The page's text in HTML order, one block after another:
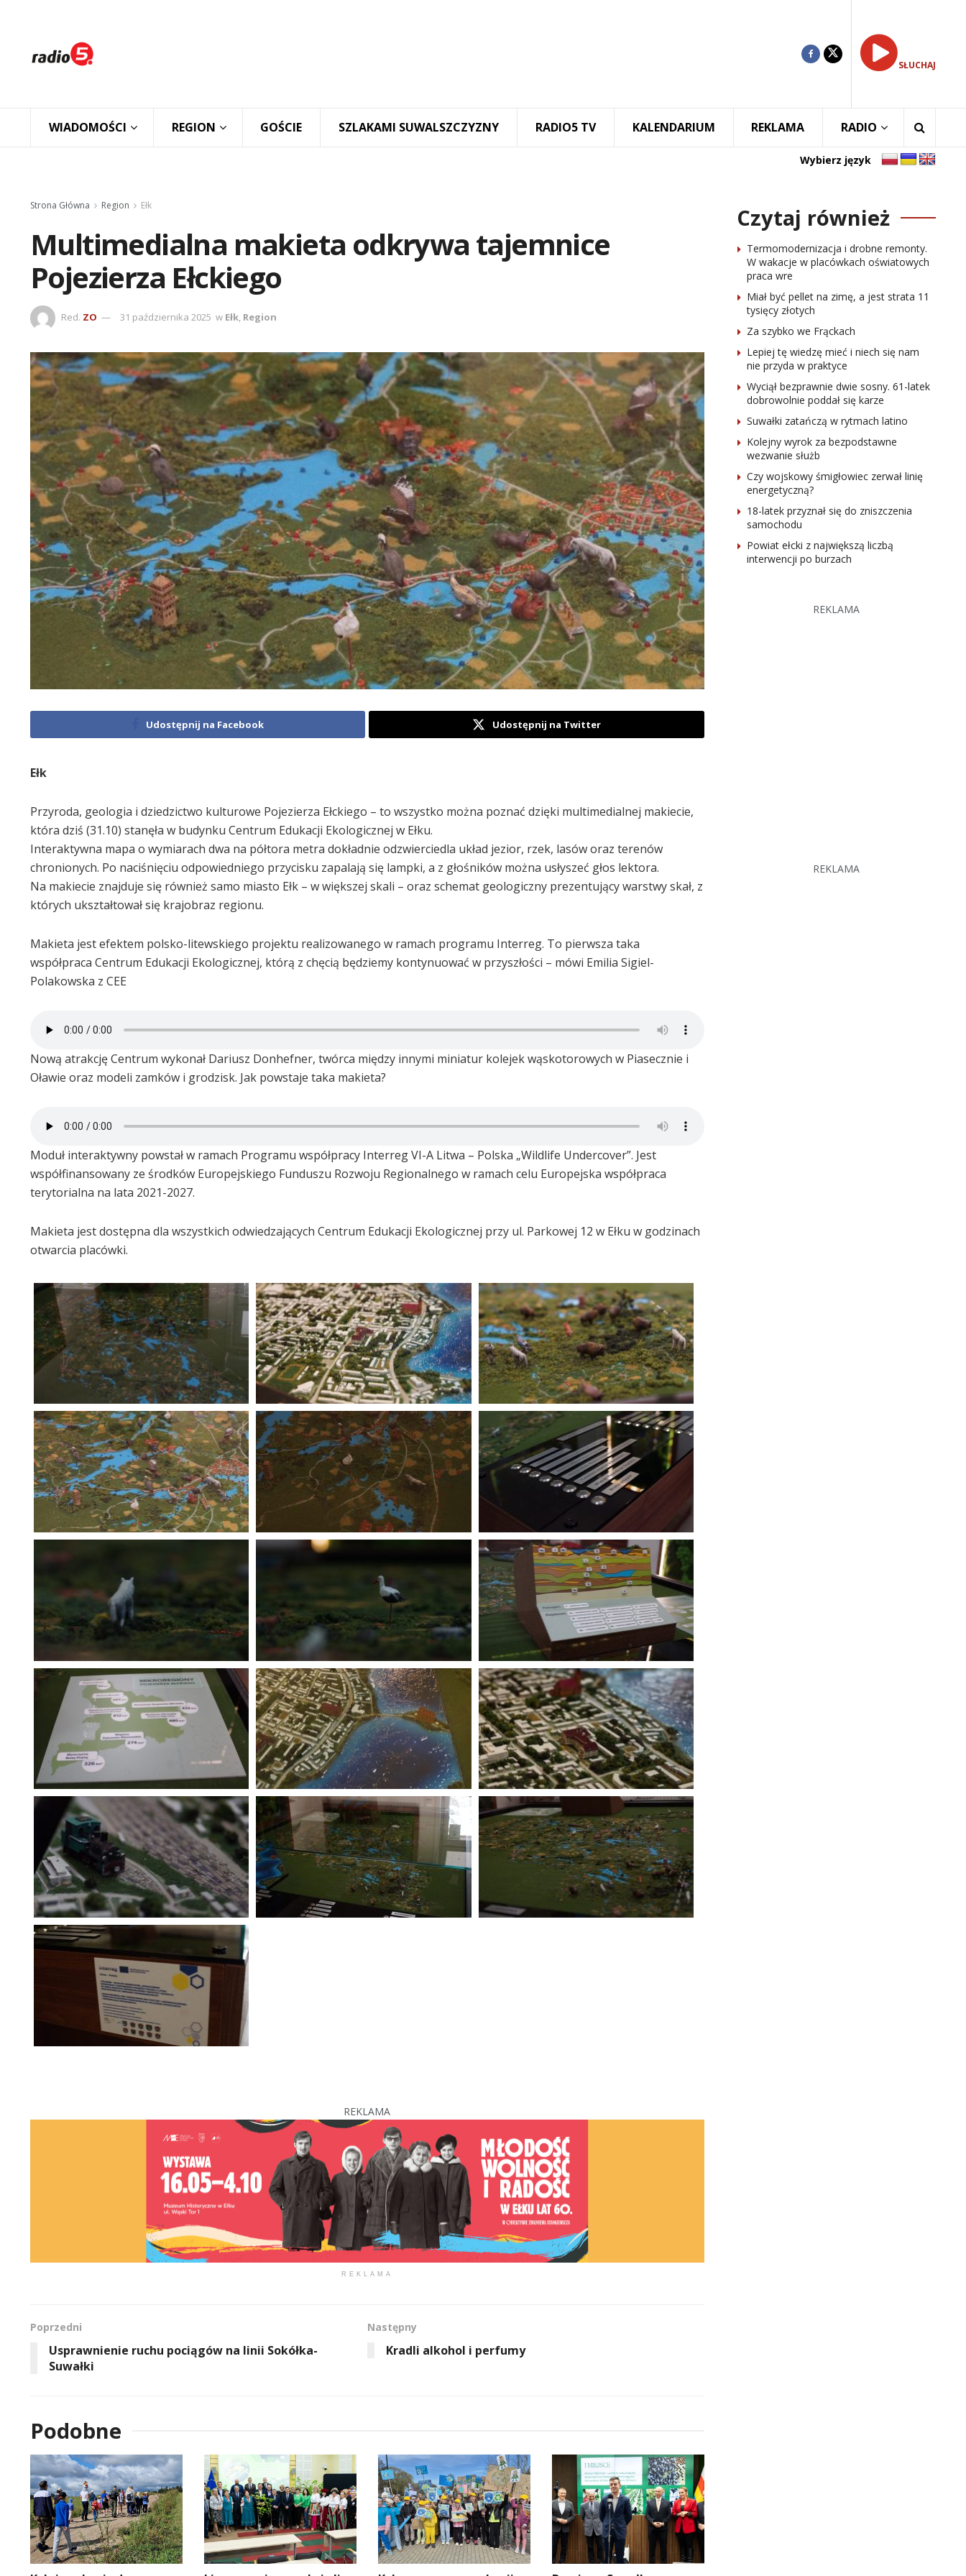
SŁUCHAJ
WIADOMOŚCI REGION GOŚCIE SZLAKAMI SUWALSZCZYZNY RADIO5 TV KALENDARIUM REKLAMA RADIO
Wybierz język
Strona Główna Region Ełk
Multimedialna makieta odkrywa tajemnice
Pojezierza Ełckiego
Red. ZO 31 października 2025 w Ełk, Region
Udostępnij na Facebook Udostępnij na Twitter
Ełk
Przyroda, geologia i dziedzictwo kulturowe Pojezierza Ełckiego – to wszystko można poznać dzięki multimedialnej makiecie,
która dziś (31.10) stanęła w budynku Centrum Edukacji Ekologicznej w Ełku.
Interaktywna mapa o wymiarach dwa na półtora metra dokładnie odzwierciedla układ jezior, rzek, lasów oraz terenów
chronionych. Po naciśnięciu odpowiedniego przycisku zapalają się lampki, a z głośników można usłyszeć głos lektora.
Na makiecie znajduje się również samo miasto Ełk – w większej skali – oraz schemat geologiczny prezentujący warstwy skał, z
których ukształtował się krajobraz regionu.
Makieta jest efektem polsko-litewskiego projektu realizowanego w ramach programu Interreg. To pierwsza taka
współpraca Centrum Edukacji Ekologicznej, którą z chęcią będziemy kontynuować w przyszłości – mówi Emilia Sigiel-
Polakowska z CEE
Nową atrakcję Centrum wykonał Dariusz Donhefner, twórca między innymi miniatur kolejek wąskotorowych w Piasecznie i
Oławie oraz modeli zamków i grodzisk. Jak powstaje taka makieta?
Moduł interaktywny powstał w ramach Programu współpracy Interreg VI-A Litwa – Polska „Wildlife Undercover”. Jest
współfinansowany ze środków Europejskiego Funduszu Rozwoju Regionalnego w ramach celu Europejska współpraca
terytorialna na lata 2021-2027.
Makieta jest dostępna dla wszystkich odwiedzających Centrum Edukacji Ekologicznej przy ul. Parkowej 12 w Ełku w godzinach
otwarcia placówki.
REKLAMA
REKLAMA
Poprzedni
Usprawnienie ruchu pociągów na linii Sokółka-
Suwałki
Następny
Kradli alkohol i perfumy
Podobne
Czytaj również
Termomodernizacja i drobne remonty.
W wakacje w placówkach oświatowych
praca wre
Miał być pellet na zimę, a jest strata 11
tysięcy złotych
Za szybko we Frąckach
Lepiej tę wiedzę mieć i niech się nam
nie przyda w praktyce
Wyciął bezprawnie dwie sosny. 61-latek
dobrowolnie poddał się karze
Suwałki zatańczą w rytmach latino
Kolejny wyrok za bezpodstawne
wezwanie służb
Czy wojskowy śmigłowiec zerwał linię
energetyczną?
18-latek przyznał się do zniszczenia
samochodu
Powiat ełcki z największą liczbą
interwencji po burzach
REKLAMA
REKLAMA